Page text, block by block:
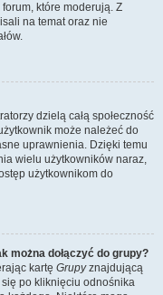
które moderują. Z
na temat oraz nie
dzielą całą społeczność
może należeć do
uprawnienia. Dzięki temu
wielu użytkowników naraz,
użytkownikom do
można dołączyć do grupy?
kartę Grupyznajdującą
po kliknięciu odnośnika